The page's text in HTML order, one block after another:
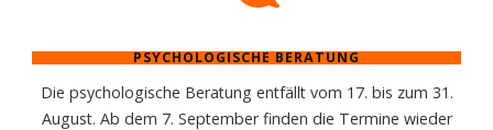
PSYCHOLOGISCHE BERATUNG
Die psychologische Beratung entfällt vom 17. bis zum 31.
August. Ab dem 7. September finden die Termine wieder